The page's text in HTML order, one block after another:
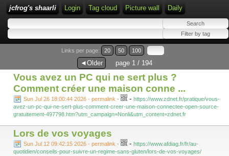
jcfrog's shaarli Login Tag cloud Picture wall Daily
Links per page: 20 50 100
◄Older page 1 / 194
Vous avez un PC qui ne sert plus ?
Comment créer une maison conne ...
Sun Jul 26 18:00:44 2026 - permalink - - https://www.zdnet.fr/pratique/vous-
avez-un-pc-qui-ne-sert-plus-comment-creer-une-maison-connectee-open-source-
gratuitement-497798.htm?utm_campaign=Nonli&utm_content=zdnet.fr
Lors de vos voyages
Sun Jul 12 09:42:15 2026 - permalink - - https://www.afdiag.fr/fr/au-
quotidien/conseils-pour-suivre-un-regime-sans-gluten/lors-de-vos-voyages/